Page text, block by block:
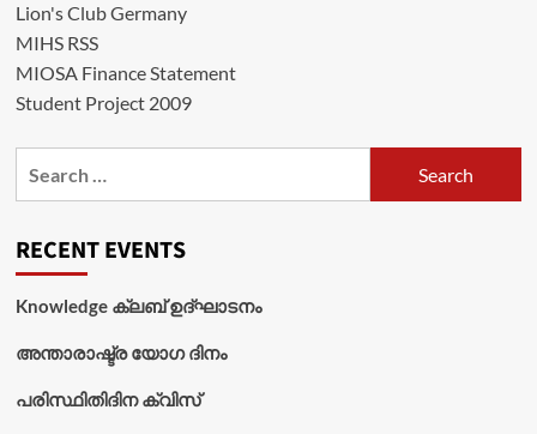
Lion's Club Germany
MIHS RSS
MIOSA Finance Statement
Student Project 2009
RECENT EVENTS
Knowledge ക്ലബ് ഉദ്‌ഘാടനം
അന്താരാഷ്ട്ര യോഗ ദിനം
പരിസ്ഥിതിദിന ക്വിസ്